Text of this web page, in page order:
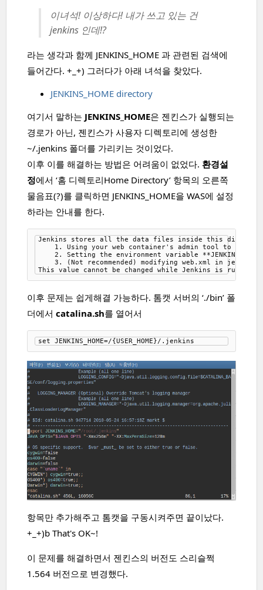
이녀석! 이상하다! 내가 쓰고 있는 건
jenkins 인데!?
라는 생각과 함께 JENKINS_HOME 과 관련된 검색에
들어간다. +_+) 그러다가 아래 녀석을 찾았다.
JENKINS_HOME directory
여기서 말하는 JENKINS_HOME은 젠킨스가 실행되는
경로가 아닌, 젠킨스가 사용자 디렉토리에 생성한
~/.jenkins 폴더를 가리키는 것이었다.
이후 이를 해결하는 방법은 어려움이 없었다. 환경설
정에서 ‘홈 디렉토리Home Directory’ 항목의 오른쪽
물음표(?)를 클릭하면 JENKINS_HOME을 WAS에 설정
하라는 안내를 한다.
Jenkins stores all the data files inside this
1. Using your web container's admin tool to set
2. Setting the environment variable
3. (Not recommended) modifying web.xml in
이후 문제는 쉽게해결 가능하다. 톰캣 서버의 ‘./bin’ 폴
더에서 catalina.sh를 열어서
항목만 추가해주고 톰캣을 구동시켜주면 끝이났다.
+_+)b That's OK~!
이 문제를 해결하면서 젠킨스의 버전도 스리슬쩍
1.564 버전으로 변경했다.